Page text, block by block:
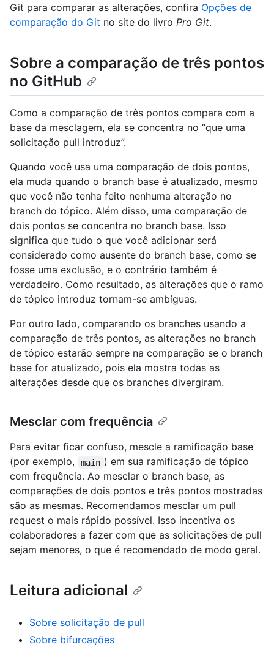
Git para comparar as alterações, confira Opções de
comparação do Git no site do livro Pro Git.
Sobre a comparação de três pontos
no GitHub
Como a comparação de três pontos compara com a
base da mesclagem, ela se concentra no “que uma
solicitação pull introduz”.
Quando você usa uma comparação de dois pontos,
ela muda quando o branch base é atualizado, mesmo
que você não tenha feito nenhuma alteração no
branch do tópico. Além disso, uma comparação de
dois pontos se concentra no branch base. Isso
significa que tudo o que você adicionar será
considerado como ausente do branch base, como se
fosse uma exclusão, e o contrário também é
verdadeiro. Como resultado, as alterações que o ramo
de tópico introduz tornam-se ambíguas.
Por outro lado, comparando os branches usando a
comparação de três pontos, as alterações no branch
de tópico estarão sempre na comparação se o branch
base for atualizado, pois ela mostra todas as
alterações desde que os branches divergiram.
Mesclar com frequência
Para evitar ficar confuso, mescle a ramificação base
(por exemplo,
main ) em sua ramificação de tópico
com frequência. Ao mesclar o branch base, as
comparações de dois pontos e três pontos mostradas
são as mesmas. Recomendamos mesclar um pull
request o mais rápido possível. Isso incentiva os
colaboradores a fazer com que as solicitações de pull
sejam menores, o que é recomendado de modo geral.
Leitura adicional
Sobre solicitação de pull
Sobre bifurcações